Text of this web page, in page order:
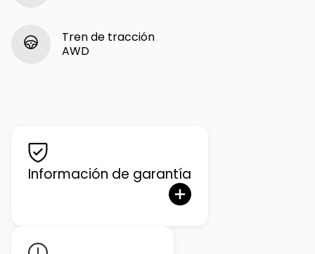
Tren de tracción
AWD
Información de garantía